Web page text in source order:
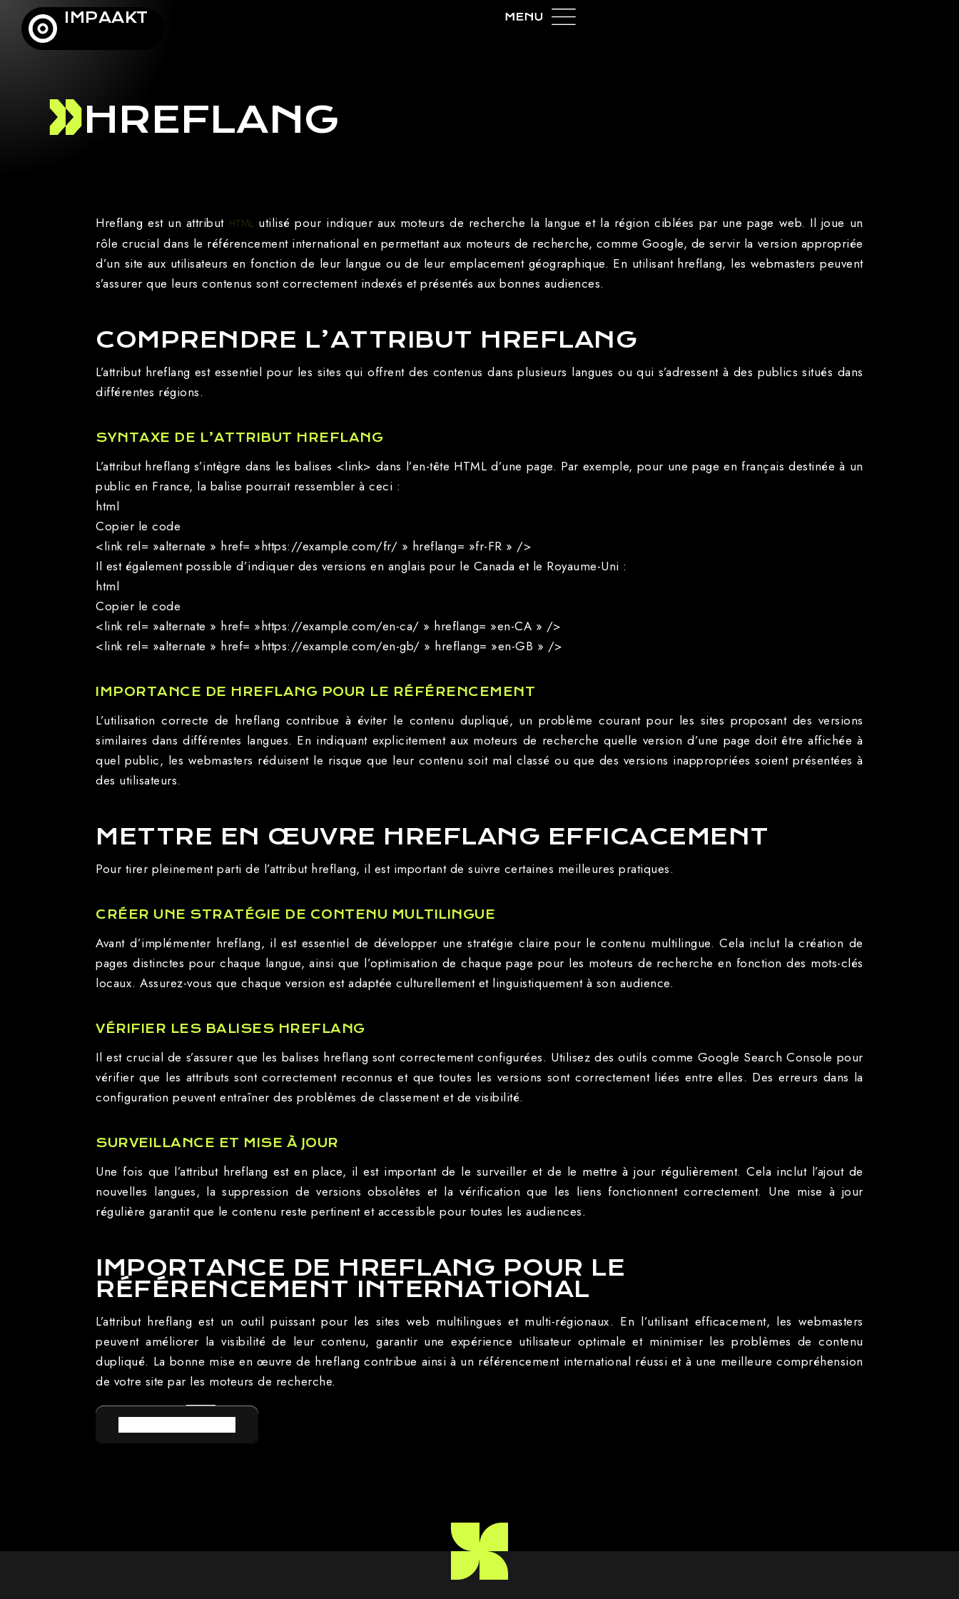
IMPAAKT
HREFLANG
Hreflang est un attribut HTML utilisé pour indiquer aux moteurs de recherche la langue et la région ciblées par une page web. Il joue un
rôle crucial dans le référencement international en permettant aux moteurs de recherche, comme Google, de servir la version appropriée
d’un site aux utilisateurs en fonction de leur langue ou de leur emplacement géographique. En utilisant hreflang, les webmasters peuvent
s’assurer que leurs contenus sont correctement indexés et présentés aux bonnes audiences.
COMPRENDRE L’ATTRIBUT HREFLANG
L’attribut hreflang est essentiel pour les sites qui offrent des contenus dans plusieurs langues ou qui s’adressent à des publics situés dans
différentes régions.
SYNTAXE DE L’ATTRIBUT HREFLANG
L’attribut hreflang s’intègre dans les balises <link> dans l’en-tête HTML d’une page. Par exemple, pour une page en français destinée à un
public en France, la balise pourrait ressembler à ceci :
html
Copier le code
<link rel= »alternate » href= »https://example.com/fr/ » hreflang= »fr-FR » />
Il est également possible d’indiquer des versions en anglais pour le Canada et le Royaume-Uni :
html
Copier le code
<link rel= »alternate » href= »https://example.com/en-ca/ » hreflang= »en-CA » />
<link rel= »alternate » href= »https://example.com/en-gb/ » hreflang= »en-GB » />
IMPORTANCE DE HREFLANG POUR LE RÉFÉRENCEMENT
L’utilisation correcte de hreflang contribue à éviter le contenu dupliqué, un problème courant pour les sites proposant des versions
similaires dans différentes langues. En indiquant explicitement aux moteurs de recherche quelle version d’une page doit être affichée à
quel public, les webmasters réduisent le risque que leur contenu soit mal classé ou que des versions inappropriées soient présentées à
des utilisateurs.
METTRE EN ŒUVRE HREFLANG EFFICACEMENT
Pour tirer pleinement parti de l’attribut hreflang, il est important de suivre certaines meilleures pratiques.
CRÉER UNE STRATÉGIE DE CONTENU MULTILINGUE
Avant d’implémenter hreflang, il est essentiel de développer une stratégie claire pour le contenu multilingue. Cela inclut la création de
pages distinctes pour chaque langue, ainsi que l’optimisation de chaque page pour les moteurs de recherche en fonction des mots-clés
locaux. Assurez-vous que chaque version est adaptée culturellement et linguistiquement à son audience.
VÉRIFIER LES BALISES HREFLANG
Il est crucial de s’assurer que les balises hreflang sont correctement configurées. Utilisez des outils comme Google Search Console pour
vérifier que les attributs sont correctement reconnus et que toutes les versions sont correctement liées entre elles. Des erreurs dans la
configuration peuvent entraîner des problèmes de classement et de visibilité.
SURVEILLANCE ET MISE À JOUR
Une fois que l’attribut hreflang est en place, il est important de le surveiller et de le mettre à jour régulièrement. Cela inclut l’ajout de
nouvelles langues, la suppression de versions obsolètes et la vérification que les liens fonctionnent correctement. Une mise à jour
régulière garantit que le contenu reste pertinent et accessible pour toutes les audiences.
IMPORTANCE DE HREFLANG POUR LE
RÉFÉRENCEMENT INTERNATIONAL
L’attribut hreflang est un outil puissant pour les sites web multilingues et multi-régionaux. En l’utilisant efficacement, les webmasters
peuvent améliorer la visibilité de leur contenu, garantir une expérience utilisateur optimale et minimiser les problèmes de contenu
dupliqué. La bonne mise en œuvre de hreflang contribue ainsi à un référencement international réussi et à une meilleure compréhension
de votre site par les moteurs de recherche.